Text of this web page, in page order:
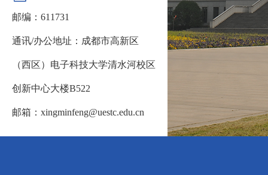
邮编： 611731
通讯/办公地址： 成都市高新区
（西区）电子科技大学清水河校区
创新中心大楼B522
邮箱： xingminfeng@uestc.edu.cn